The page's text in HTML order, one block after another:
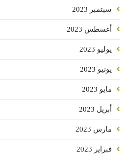
سبتمبر 2023
أغسطس 2023
يوليو 2023
يونيو 2023
مايو 2023
أبريل 2023
مارس 2023
فبراير 2023